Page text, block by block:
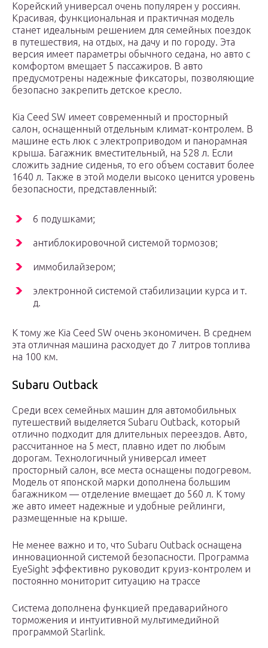
Корейский универсал очень популярен у россиян.
Красивая, функциональная и практичная модель
станет идеальным решением для семейных поездок
в путешествия, на отдых, на дачу и по городу. Эта
версия имеет параметры обычного седана, но авто с
комфортом вмещает 5 пассажиров. В авто
предусмотрены надежные фиксаторы, позволяющие
безопасно закрепить детское кресло.
Kia Ceed SW имеет современный и просторный
салон, оснащенный отдельным климат-контролем. В
машине есть люк с электроприводом и панорамная
крыша. Багажник вместительный, на 528 л. Если
сложить задние сиденья, то его объем составит более
1640 л. Также в этой модели высоко ценится уровень
безопасности, представленный:
6 подушками;
антиблокировочной системой тормозов;
иммобилайзером;
электронной системой стабилизации курса и т.
д.
К тому же Kia Ceed SW очень экономичен. В среднем
эта отличная машина расходует до 7 литров топлива
на 100 км.
Subaru Outback
Среди всех семейных машин для автомобильных
путешествий выделяется Subaru Outback, который
отлично подходит для длительных переездов. Авто,
рассчитанное на 5 мест, плавно идет по любым
дорогам. Технологичный универсал имеет
просторный салон, все места оснащены подогревом.
Модель от японской марки дополнена большим
багажником — отделение вмещает до 560 л. К тому
же авто имеет надежные и удобные рейлинги,
размещенные на крыше.
Не менее важно и то, что Subaru Outback оснащена
инновационной системой безопасности. Программа
EyeSight эффективно руководит круиз-контролем и
постоянно мониторит ситуацию на трассе
Система дополнена функцией предаварийного
торможения и интуитивной мультимедийной
программой Starlink.